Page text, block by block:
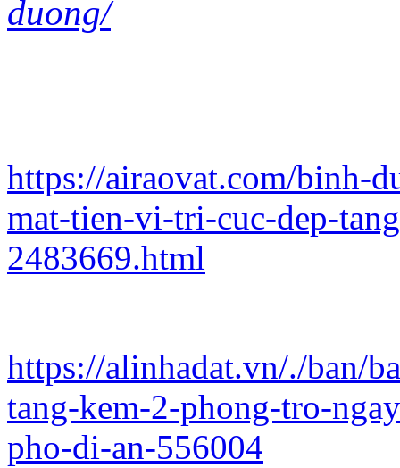
duong/
https://airaovat.com/binh-
mat-tien-vi-tri-cuc-dep-
2483669.html
https://alinhadat.vn/./ban/
tang-kem-2-phong-tro-
pho-di-an-556004